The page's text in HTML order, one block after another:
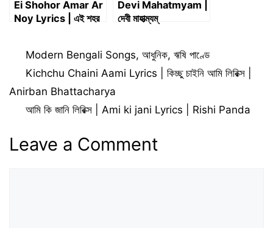
Ei Shohor Amar Ar
Noy Lyrics | এই শহর
Devi Mahatmyam |
দেবী মাহাত্ম্যম্
Categories
Modern Bengali Songs,আধুনিক,ঋষি পাণ্ডে
Kichchu Chaini Aami Lyrics | কিচ্ছু চাইনি আমি লিরিক্স |
Anirban Bhattacharya
আমি কি জানি লিরিক্স | Ami ki jani Lyrics | Rishi Panda
Leave a Comment